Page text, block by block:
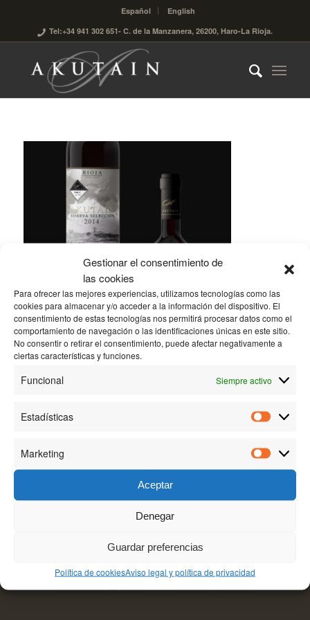
Gestionar el consentimiento de
las cookies
Para ofrecer las mejores experiencias, utilizamos tecnologías como las
cookies para almacenar y/o acceder a la información del dispositivo. El
consentimiento de estas tecnologías nos permitirá procesar datos como el
comportamiento de navegación o las identificaciones únicas en este sitio.
No consentir o retirar el consentimiento, puede afectar negativamente a
ciertas características y funciones.
Funcional Siempre activo
Estadísticas
Marketing
Marketing
Aceptar
Denegar
Guardar preferencias
Política de cookiesAviso legal y política de privacidad
Español
English
Tel:+34 941 302 651- C. de la Manzanera, 26200, Haro-La Rioja.
TEXTOS LEGALES